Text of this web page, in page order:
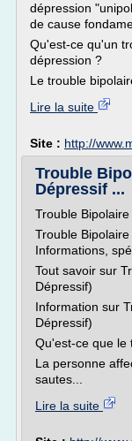
dépression
de cause
Qu'est-ce qu'un
dépression ?
Le trouble
Lire la suite
Site : http://
Trouble
Dépressif ...
Trouble
Trouble
Informations,
Tout savoir sur
Dépressif)
Information sur
Dépressif)
Qu'est-ce que le
La personne
sautes...
Lire la suite